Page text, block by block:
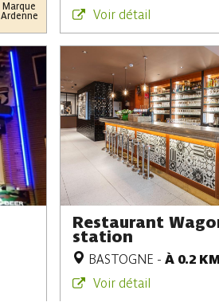
Marque
Ardenne
Voir détail
Restaurant
station
BASTOGNE - À 0.2
Voir détail